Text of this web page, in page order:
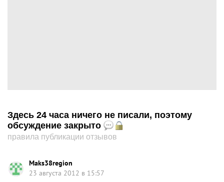
Здесь 24 часа ничего не писали, поэтому
обсуждение закрыто
правила публикации отзывов
Maks38region
23 августа 2012 в 15:57